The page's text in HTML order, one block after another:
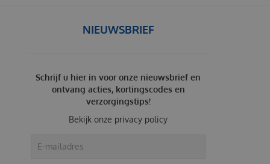
NIEUWSBRIEF
Schrijf u hier in voor onze nieuwsbrief en
ontvang acties, kortingscodes en
verzorgingstips!
Bekijk onze privacy policy